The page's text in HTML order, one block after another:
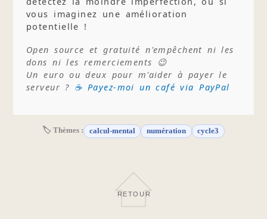
vous imaginez une amélioration
potentielle !
Open source et gratuité n'empêchent ni les
dons ni les remerciements 😉
Un euro ou deux pour m'aider à payer le
serveur ? ☕ Payez-moi un café via PayPal
🏷 Thèmes : calcul-mental numération cycle3
RETOUR